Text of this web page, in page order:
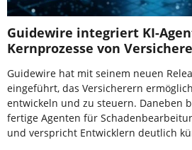
Guidewire integriert KI-
Kernprozesse von
Guidewire hat mit seinem neuen
eingeführt, das Versicherern
entwickeln und zu steuern. Daneben
fertige Agenten für
und verspricht Entwicklern deutlich